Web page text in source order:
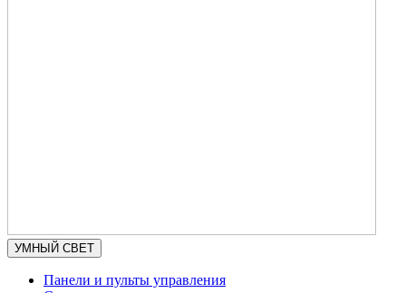
УМНЫЙ СВЕТ
Панели и пульты управления